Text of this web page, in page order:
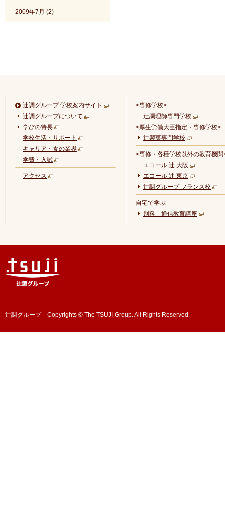
2009年7月 (2)
辻調グループ 学校案内サイト
辻調グループについて
学びの特長
学校生活・サポート
キャリア・食の業界
学費・入試
アクセス
<専修学校>
辻調理師専門学校
<厚生労働大臣指定・専修学校>
辻製菓専門学校
<専修・各種学校以外の教育機関
エコール 辻 大阪
エコール 辻 東京
辻調グループ フランス校
自宅で学ぶ
別科 通信教育講座
辻調グループ Copyrights © The TSUJI Group. All Rights Reserved.